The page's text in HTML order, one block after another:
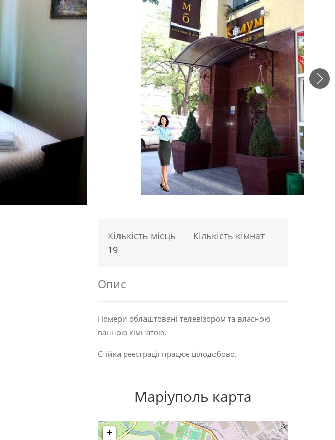
Кількість місць
19
Кількість кімнат
Опис
Номери облаштовані телевізором та власною
ванною кімнатою.
Стійка реєстрації працює цілодобово.
Маріуполь карта
+